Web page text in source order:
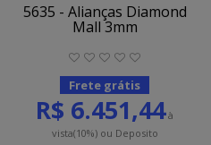
5635 - Alianças Diamond
Mall 3mm
Frete grátis
R$ 6.451,44à
vista(10%)ou Deposito